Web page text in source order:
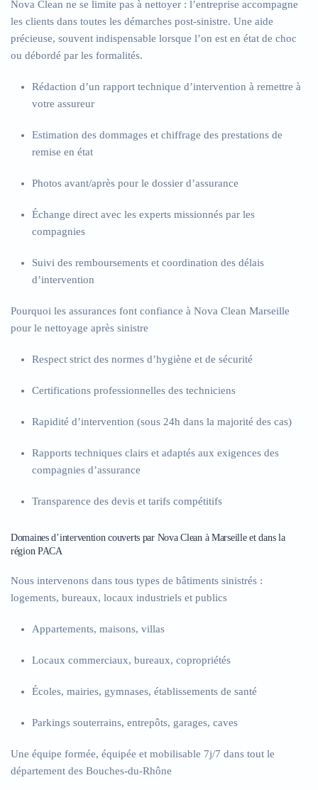
Nova Clean ne se limite pas à nettoyer : l’entreprise accompagne
les clients dans toutes les démarches post-sinistre. Une aide
précieuse, souvent indispensable lorsque l’on est en état de choc
ou débordé par les formalités.
Rédaction d’un rapport technique d’intervention à remettre à
votre assureur
Estimation des dommages et chiffrage des prestations de
remise en état
Photos avant/après pour le dossier d’assurance
Échange direct avec les experts missionnés par les
compagnies
Suivi des remboursements et coordination des délais
d’intervention
Pourquoi les assurances font confiance à Nova Clean Marseille
pour le nettoyage après sinistre
Respect strict des normes d’hygiène et de sécurité
Certifications professionnelles des techniciens
Rapidité d’intervention (sous 24h dans la majorité des cas)
Rapports techniques clairs et adaptés aux exigences des
compagnies d’assurance
Transparence des devis et tarifs compétitifs
Domaines d’intervention couverts par Nova Clean à Marseille et dans la
région PACA
Nous intervenons dans tous types de bâtiments sinistrés :
logements, bureaux, locaux industriels et publics
Appartements, maisons, villas
Locaux commerciaux, bureaux, copropriétés
Écoles, mairies, gymnases, établissements de santé
Parkings souterrains, entrepôts, garages, caves
Une équipe formée, équipée et mobilisable 7j/7 dans tout le
département des Bouches-du-Rhône